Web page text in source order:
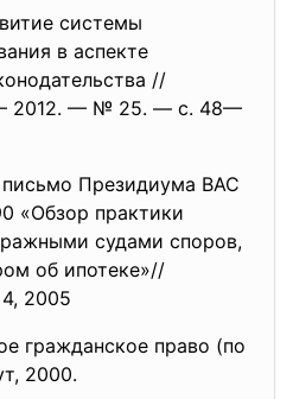
системы
в аспекте
//
2012. — № 25. — с. 48—
Президиума ВАС
«Обзор практики
судами споров,
об ипотеке»//
2005
гражданское право (по
2000.